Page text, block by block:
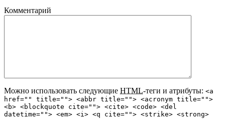
Комментарий
Можно использовать следующие HTML-теги и атрибуты: <a
href="" title=""> <abbr title=""> <acronym title="">
<b> <blockquote cite=""> <cite> <code> <del
datetime=""> <em> <i> <q cite=""> <strike> <strong>